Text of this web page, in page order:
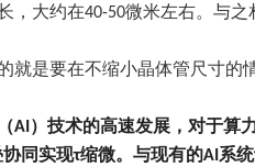
，大约在40-50微米左右。与
就是要在不缩小晶体管尺寸的
AI）技术的高速发展，对于算
协同实现τ缩微。与现有的AI